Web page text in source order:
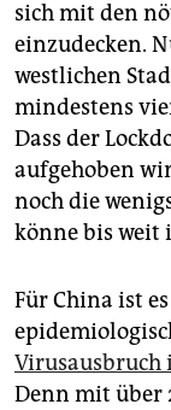
sich mit den
einzudecken.
westlichen
mindestens
Dass der
aufgehoben
noch die
könne bis weit
Für China ist
Virusausbruch
Denn mit über